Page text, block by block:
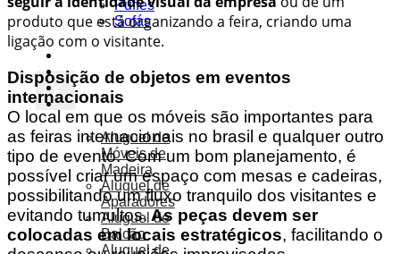
X
Puffes
Sofás
Ar Condicionado
Octanorm
Soluções
Aluguel de
Móveis de
Madeira
Aluguel de
Aparadores
Aluguel de
Balcão
Aluguel de
produto que está organizando a feira, criando uma
ligação com o visitante.
Disposição de objetos em eventos
internacionais
O local em que os móveis são importantes para
as feiras internacionais no brasil e qualquer outro
tipo de evento. Com um bom planejamento, é
possível criar um espaço com mesas e cadeiras,
possibilitando um fluxo tranquilo dos visitantes e
evitando tumultos.As peças devem ser
colocadas em locais estratégicos, facilitando o